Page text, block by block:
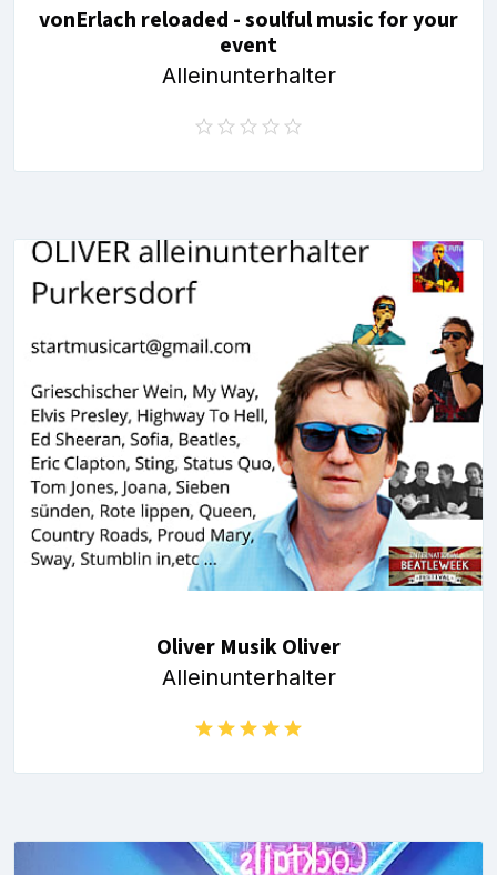
vonErlach reloaded - soulful music for your
event
Alleinunterhalter
Oliver Musik Oliver
Alleinunterhalter